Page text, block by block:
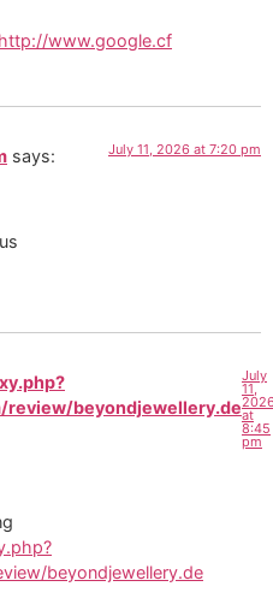
http://www.google.cf
says: July 11, 2026 at 7:20 pm
beyondjewellery.de
July
11,
at
8:45
pm
beyondjewellery.de